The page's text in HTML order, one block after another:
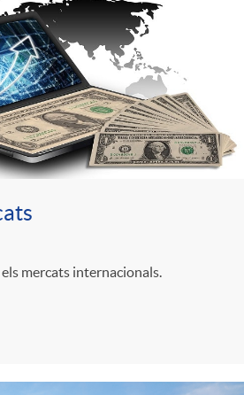
mercats internacionals.